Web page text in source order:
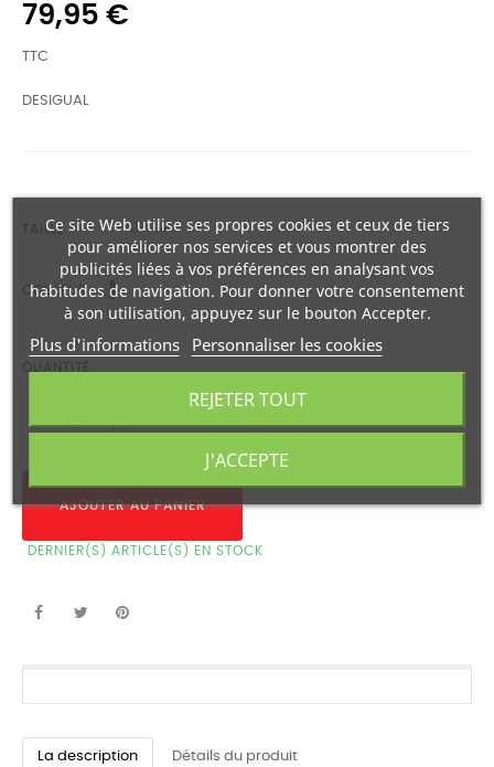
79,95 €
TTC
DESIGUAL
TAILLE
COULEUR 5048
QUANTITÉ
AJOUTER AU PANIER
DERNIER(S) ARTICLE(S) EN STOCK
La description Détails du produit
Ce site Web utilise ses propres cookies et ceux de tiers
pour améliorer nos services et vous montrer des
publicités liées à vos préférences en analysant vos
habitudes de navigation. Pour donner votre consentement
à son utilisation, appuyez sur le bouton Accepter.
Plus d'informations Personnaliser les cookies
REJETER TOUT
J'ACCEPTE